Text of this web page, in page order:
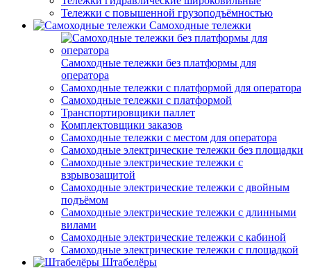
Тележки с повышенной грузоподъёмностью
Самоходные тележки
Самоходные тележки без платформы для
оператора
Самоходные тележки с платформой для оператора
Самоходные тележки с платформой
Транспортировщики паллет
Комплектовщики заказов
Самоходные тележки с местом для оператора
Самоходные электрические тележки без площадки
Самоходные электрические тележки с
взрывозащитой
Самоходные электрические тележки с двойным
подъёмом
Самоходные электрические тележки с длинными
вилами
Самоходные электрические тележки с кабиной
Самоходные электрические тележки с площадкой
Штабелёры